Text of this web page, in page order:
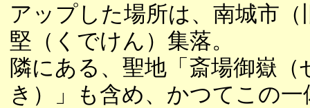
アップした場所は、南城市
堅（くでけん）集落。
隣にある、聖地「斎場御嶽（
き）」も含め、かつてこの